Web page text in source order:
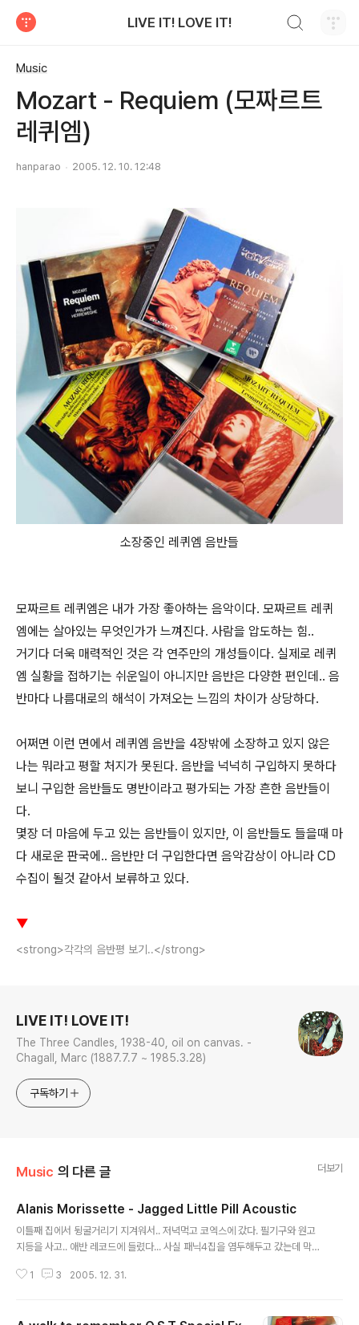
LIVE IT! LOVE IT!
Music
Mozart - Requiem (모짜르트
레퀴엠)
hanparao 2005. 12. 10. 12:48
소장중인 레퀴엠 음반들
모짜르트 레퀴엠은 내가 가장 좋아하는 음악이다. 모짜르트 레퀴
엠에는 살아있는 무엇인가가 느껴진다. 사람을 압도하는 힘..
거기다 더욱 매력적인 것은 각 연주만의 개성들이다. 실제로 레퀴
엠 실황을 접하기는 쉬운일이 아니지만 음반은 다양한 편인데.. 음
반마다 나름대로의 해석이 가져오는 느낌의 차이가 상당하다.
어쩌면 이런 면에서 레퀴엠 음반을 4장밖에 소장하고 있지 않은
나는 뭐라고 평할 처지가 못된다. 음반을 넉넉히 구입하지 못하다
보니 구입한 음반들도 명반이라고 평가되는 가장 흔한 음반들이
다.
몇장 더 마음에 두고 있는 음반들이 있지만, 이 음반들도 들을때 마
다 새로운 판국에.. 음반만 더 구입한다면 음악감상이 아니라 CD
수집이 될것 같아서 보류하고 있다.
▼
<strong>각각의 음반평 보기..</strong>
LIVE IT! LOVE IT!
The Three Candles, 1938-40, oil on canvas. -
Chagall, Marc (1887.7.7 ~ 1985.3.28)
구독하기
Music 의 다른 글 더보기
Alanis Morissette - Jagged Little Pill Acoustic
이틀째 집에서 뒹굴거리기 지겨워서.. 저녁먹고 코엑스에 갔다. 필기구와 원고
지등을 사고.. 애반 레코드에 들렸다... 사실 패닉4집을 염두해두고 갔는데 막상
녔다. A부터 Z까지 다시 A까지... 이렇게 3번쯤 반복한거 같다.. 평소에 구입하
1 3 2005. 12. 31.